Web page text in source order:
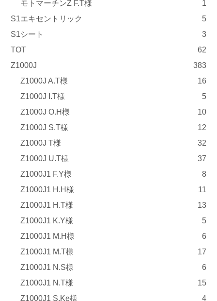
モトマーチンZ F.T様
1
S1エキセントリック
5
S1シート
3
TOT
62
Z1000J
383
Z1000J A.T様
16
Z1000J I.T様
5
Z1000J O.H様
10
Z1000J S.T様
12
Z1000J T様
32
Z1000J U.T様
37
Z1000J1 F.Y様
8
Z1000J1 H.H様
11
Z1000J1 H.T様
13
Z1000J1 K.Y様
5
Z1000J1 M.H様
6
Z1000J1 M.T様
17
Z1000J1 N.S様
6
Z1000J1 N.T様
15
Z1000J1 S.Ke様
4